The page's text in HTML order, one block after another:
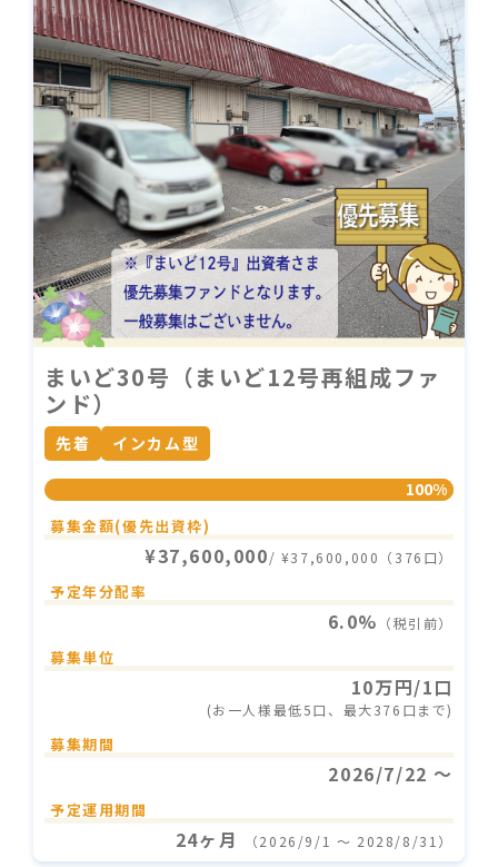
まいど30号（まいど12号再組成ファ
ンド）
先着 インカム型
100%
募集金額(優先出資枠)
¥37,600,000/ ¥37,600,000（376口）
予定年分配率
6.0% （税引前）
募集単位
10万円/1口
(お一人様最低5口、最大376口まで)
募集期間
2026/7/22 〜
予定運用期間
24ヶ月 （2026/9/1 〜 2028/8/31）